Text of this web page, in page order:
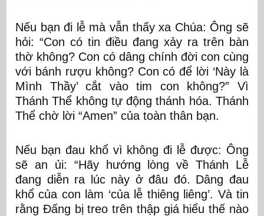
Nếu bạn đi lễ mà vẫn thấy xa Chúa: Ông sẽ
hỏi: “Con có tin điều đang xảy ra trên bàn
thờ không? Con có dâng chính đời con cùng
với bánh rượu không? Con có để lời ‘Này là
Mình Thầy’ cắt vào tim con không?” Vì
Thánh Thể không tự động thánh hóa. Thánh
Thể chờ lời “Amen” của toàn thân bạn.
Nếu bạn đau khổ vì không đi lễ được: Ông
sẽ an ủi: “Hãy hướng lòng về Thánh Lễ
đang diễn ra lúc này ở đâu đó. Dâng đau
khổ của con làm ‘của lễ thiêng liêng’. Và tin
rằng Đấng bị treo trên thập giá hiểu thế nào